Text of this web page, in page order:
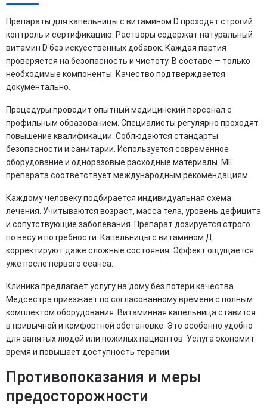
Препараты для капельницы с витамином D проходят строгий
контроль и сертификацию. Растворы содержат натуральный
витамин D без искусственных добавок. Каждая партия
проверяется на безопасность и чистоту. В составе — только
необходимые компоненты. Качество подтверждается
документально.
Процедуры проводит опытный медицинский персонал с
профильным образованием. Специалисты регулярно проходят
повышение квалификации. Соблюдаются стандарты
безопасности и санитарии. Используется современное
оборудование и одноразовые расходные материалы. МЕ
препарата соответствует международным рекомендациям.
Каждому человеку подбирается индивидуальная схема
лечения. Учитываются возраст, масса тела, уровень дефицита
и сопутствующие заболевания. Препарат дозируется строго
по весу и потребности. Капельницы с витамином Д
корректируют даже сложные состояния. Эффект ощущается
уже после первого сеанса.
Клиника предлагает услугу на дому без потери качества.
Медсестра приезжает по согласованному времени с полным
комплектом оборудования. Витаминная капельница ставится
в привычной и комфортной обстановке. Это особенно удобно
для занятых людей или пожилых пациентов. Услуга экономит
время и повышает доступность терапии.
Противопоказания и меры
предосторожности